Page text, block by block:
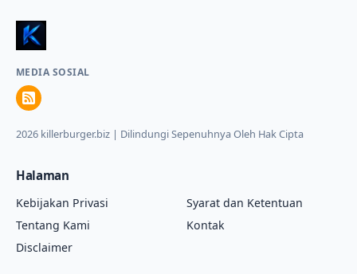
MEDIA SOSIAL
2026 killerburger.biz | Dilindungi Sepenuhnya Oleh Hak Cipta
Halaman
Kebijakan Privasi
Syarat dan Ketentuan
Tentang Kami
Kontak
Disclaimer